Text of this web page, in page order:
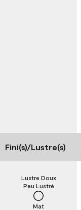
Fini(s)/Lustre(s)
Mat
Peu Lustré
Lustre Doux